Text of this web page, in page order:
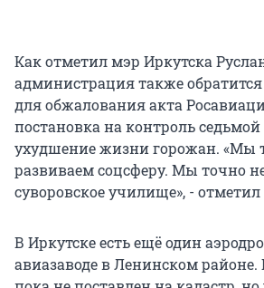
Как отметил мэр Иркутска
администрация также
для обжалования акта
постановка на контроль
ухудшение жизни горожан. «Мы
развиваем соцсферу. Мы точно
суворовское училище», - отметил
В Иркутске есть ещё один
авиазаводе в Ленинском районе.